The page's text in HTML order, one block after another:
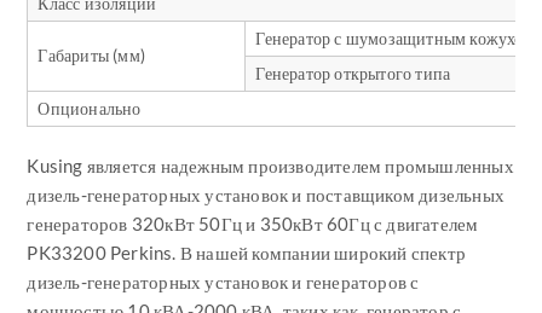
Габариты (мм)
Генератор с шумозащитным кожухом
Генератор открытого типа
Опционально
Kusing является надежным производителем промышленных
дизель-генераторных установок и поставщиком дизельных
генераторов 320кВт 50Гц и 350кВт 60Гц с двигателем
PK33200 Perkins. В нашей компании широкий спектр
дизель-генераторных установок и генераторов с